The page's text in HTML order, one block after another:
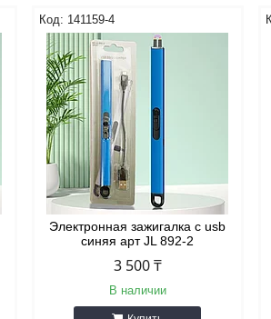
141159-4
Электронная зажигалка с usb
синяя арт JL 892-2
3 500 ₸
В наличии